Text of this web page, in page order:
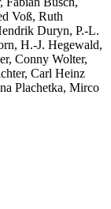
Voß, Ruth
Duryn, P.-L.
H.-J. Hegewald,
Conny Wolter,
Carl Heinz
Plachetka, Mirco